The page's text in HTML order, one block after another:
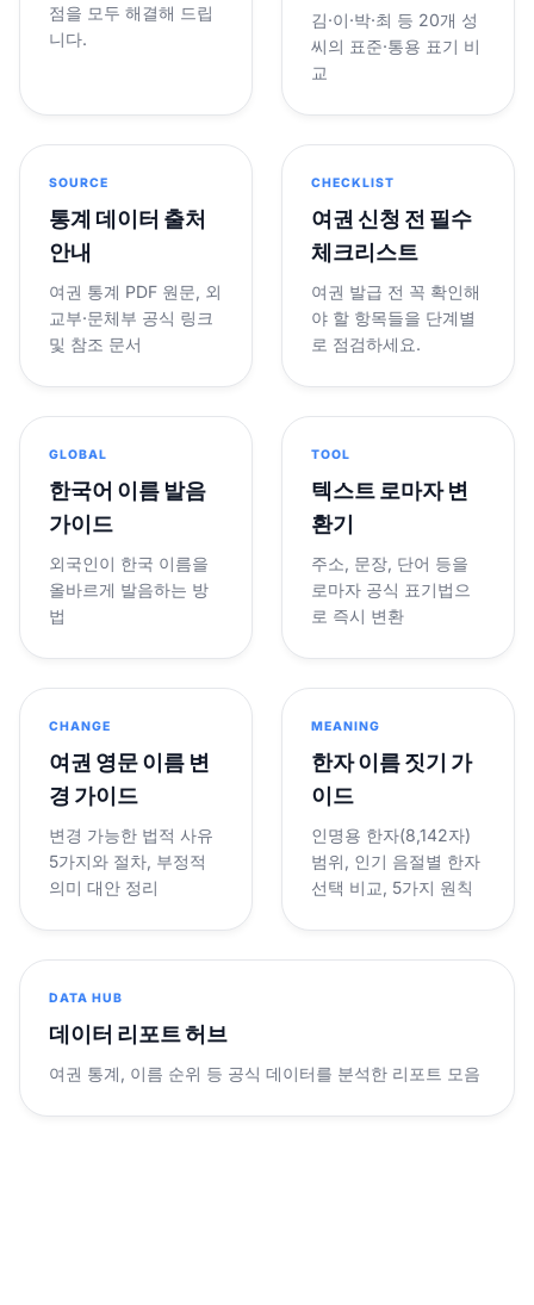
점을 모두 해결해 드립
니다.
김·이·박·최 등 20개 성
씨의 표준·통용 표기 비
교
SOURCE
통계 데이터 출처
안내
여권 통계 PDF 원문, 외
교부·문체부 공식 링크
및 참조 문서
CHECKLIST
여권 신청 전 필수
체크리스트
여권 발급 전 꼭 확인해
야 할 항목들을 단계별
로 점검하세요.
GLOBAL
한국어 이름 발음
가이드
외국인이 한국 이름을
올바르게 발음하는 방
법
TOOL
텍스트 로마자 변
환기
주소, 문장, 단어 등을
로마자 공식 표기법으
로 즉시 변환
CHANGE
여권 영문 이름 변
경 가이드
변경 가능한 법적 사유
5가지와 절차, 부정적
의미 대안 정리
MEANING
한자 이름 짓기 가
이드
인명용 한자(8,142자)
범위, 인기 음절별 한자
선택 비교, 5가지 원칙
DATA HUB
데이터 리포트 허브
여권 통계, 이름 순위 등 공식 데이터를 분석한 리포트 모음